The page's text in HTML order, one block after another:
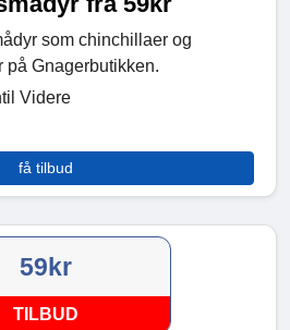
som chinchillaer og
på Gnagerbutikken.
Videre
få tilbud
59kr
TILBUD